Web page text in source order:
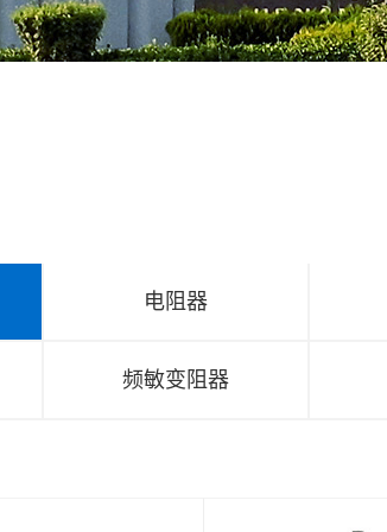
电阻器
频敏变阻器